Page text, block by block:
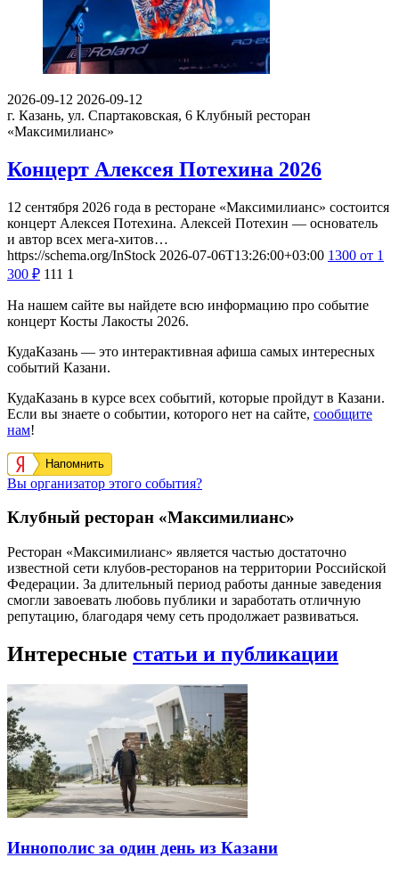
2026-09-12 2026-09-12
г. Казань, ул. Спартаковская, 6 Клубный ресторан
«Максимилианс»
Концерт Алексея Потехина 2026
12 сентября 2026 года в ресторане «Максимилианс» состоится
концерт Алексея Потехина. Алексей Потехин — основатель
и автор всех мега-хитов…
https://schema.org/InStock 2026-07-06T13:26:00+03:00 1300 от 1
300 ₽ 111 1
На нашем сайте вы найдете всю информацию про событие
концерт Косты Лакосты 2026.
КудаКазань — это интерактивная афиша самых интересных
событий Казани.
КудаКазань в курсе всех событий, которые пройдут в Казани.
Если вы знаете о событии, которого нет на сайте, сообщите
нам!
Напомнить
Вы организатор этого события?
Клубный ресторан «Максимилианс»
Ресторан «Максимилианс» является частью достаточно
известной сети клубов-ресторанов на территории Российской
Федерации. За длительный период работы данные заведения
смогли завоевать любовь публики и заработать отличную
репутацию, благодаря чему сеть продолжает развиваться.
Интересные статьи и публикации
Иннополис за один день из Казани